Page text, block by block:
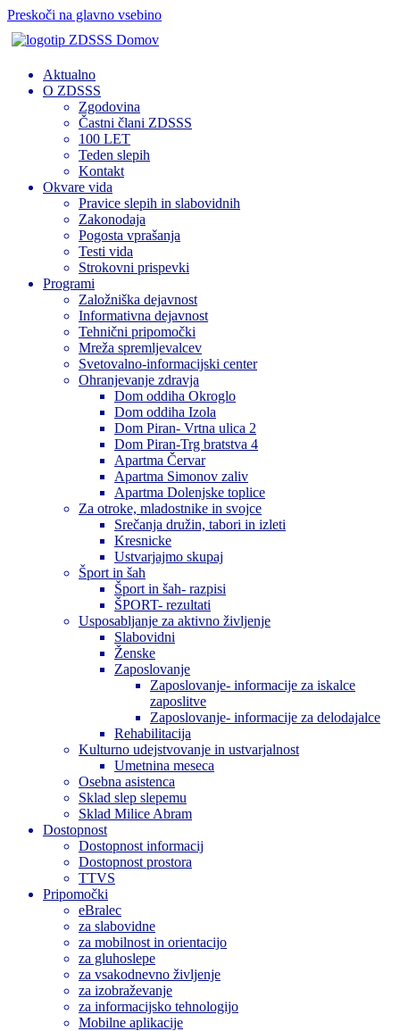
Preskoči na glavno vsebino
Domov
Aktualno
O ZDSSS
Zgodovina
Častni člani ZDSSS
100 LET
Teden slepih
Kontakt
Okvare vida
Pravice slepih in slabovidnih
Zakonodaja
Pogosta vprašanja
Testi vida
Strokovni prispevki
Programi
Založniška dejavnost
Informativna dejavnost
Tehnični pripomočki
Mreža spremljevalcev
Svetovalno-informacijski center
Ohranjevanje zdravja
Dom oddiha Okroglo
Dom oddiha Izola
Dom Piran- Vrtna ulica 2
Dom Piran-Trg bratstva 4
Apartma Červar
Apartma Simonov zaliv
Apartma Dolenjske toplice
Za otroke, mladostnike in svojce
Srečanja družin, tabori in izleti
Kresnicke
Ustvarjajmo skupaj
Šport in šah
Šport in šah- razpisi
ŠPORT- rezultati
Usposabljanje za aktivno življenje
Slabovidni
Ženske
Zaposlovanje
Zaposlovanje- informacije za iskalce
zaposlitve
Zaposlovanje- informacije za delodajalce
Rehabilitacija
Kulturno udejstvovanje in ustvarjalnost
Umetnina meseca
Osebna asistenca
Sklad slep slepemu
Sklad Milice Abram
Dostopnost
Dostopnost informacij
Dostopnost prostora
TTVS
Pripomočki
eBralec
za slabovidne
za mobilnost in orientacijo
za gluhoslepe
za vsakodnevno življenje
za izobraževanje
za informacijsko tehnologijo
Mobilne aplikacije